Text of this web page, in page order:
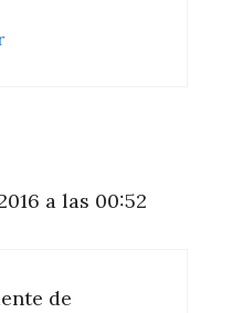
a las 00:52
de